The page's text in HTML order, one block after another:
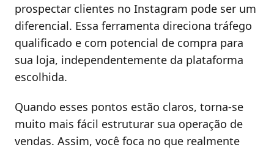
prospectar clientes no Instagram pode ser um
diferencial. Essa ferramenta direciona tráfego
qualificado e com potencial de compra para
sua loja, independentemente da plataforma
escolhida.
Quando esses pontos estão claros, torna-se
muito mais fácil estruturar sua operação de
vendas. Assim, você foca no que realmente